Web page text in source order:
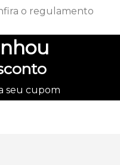
seu cupom